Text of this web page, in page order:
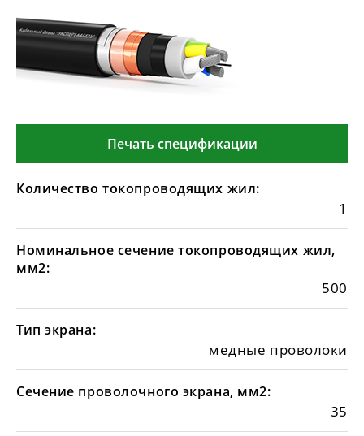
Печать спецификации
Количество токопроводящих жил:
1
Номинальное сечение токопроводящих жил,
мм2:
500
Тип экрана:
медные проволоки
Сечение проволочного экрана, мм2:
35